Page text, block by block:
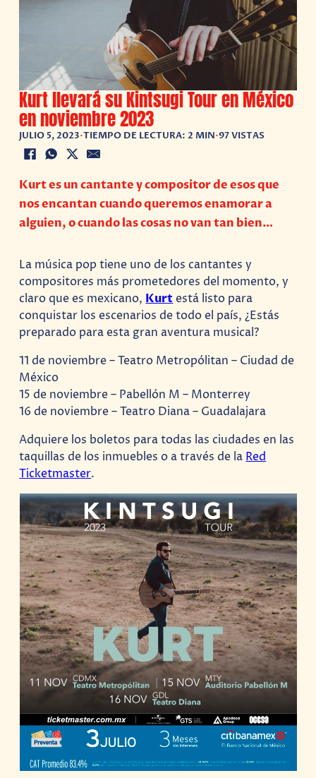
Kurt llevará su Kintsugi Tour en México
en noviembre 2023
JULIO 5, 2023•TIEMPO DE LECTURA: 2 MIN•97 VISTAS
Kurt es un cantante y compositor de esos que
nos encantan cuando queremos enamorar a
alguien, o cuando las cosas no van tan bien…
La música pop tiene uno de los cantantes y
compositores más prometedores del momento, y
claro que es mexicano, Kurtestá listo para
conquistar los escenarios de todo el país, ¿Estás
preparado para esta gran aventura musical?
11 de noviembre – Teatro Metropólitan – Ciudad de
México
15 de noviembre – Pabellón M – Monterrey
16 de noviembre – Teatro Diana – Guadalajara
Adquiere los boletos para todas las ciudades en las
taquillas de los inmuebles o a través de la Red
Ticketmaster.